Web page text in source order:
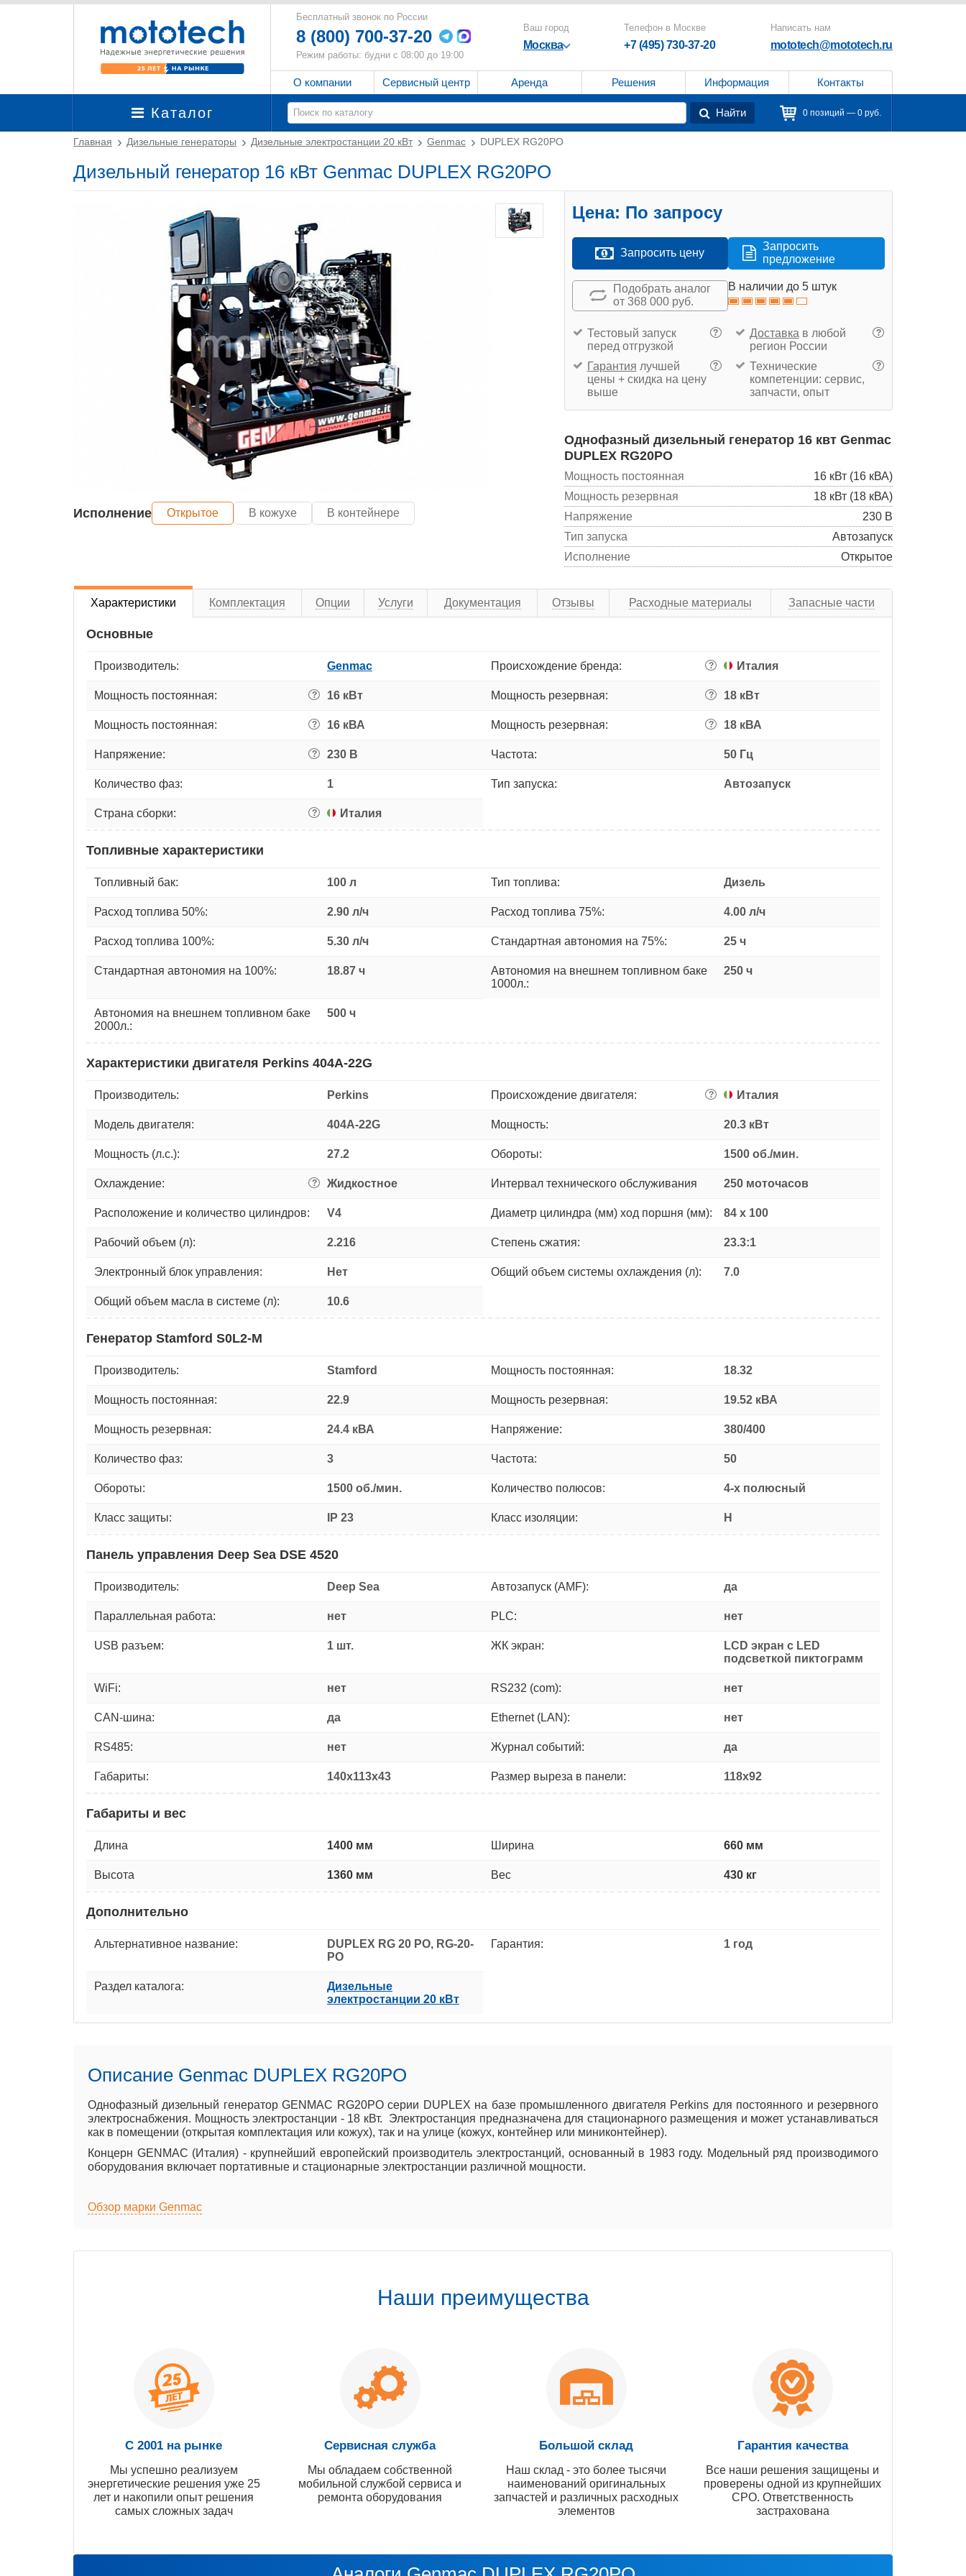
Бесплатный звонок по России
8 (800) 700-37-20
Режим работы: будни с 08:00 до 19:00
Ваш город
Москва
Телефон в Москве
+7 (495) 730-37-20
Написать нам
mototech@mototech.ru
О компании Сервисный центр Аренда Решения Информация Контакты
Каталог Найти 0 позиций — 0 руб.
Главная Дизельные генераторы Дизельные электростанции 20 кВт Genmac DUPLEX RG20PO
Дизельный генератор 16 кВт Genmac DUPLEX RG20PO
Исполнение Открытое В кожухе В контейнере
Цена: По запросу
Запросить цену
Запросить
предложение
Подобрать аналог
от 368 000 руб.
В наличии до 5 штук
?
Тестовый запуск
перед отгрузкой
?
Доставка в любой
регион России
?
Гарантия лучшей
цены + скидка на цену
выше
?
Технические
компетенции: сервис,
запчасти, опыт
Однофазный дизельный генератор 16 квт Genmac
DUPLEX RG20PO
Мощность постоянная
16 кВт (16 кВА)
Мощность резервная
18 кВт (18 кВА)
Напряжение
230 В
Тип запуска
Автозапуск
Исполнение
Открытое
Характеристики Комплектация Опции Услуги Документация Отзывы Расходные материалы Запасные части
Основные
Производитель: Genmac Происхождение бренда: ? Италия
Мощность постоянная: ? 16 кВт Мощность резервная: ? 18 кВт
Мощность постоянная: ? 16 кВА Мощность резервная: ? 18 кВА
Напряжение: ? 230 В Частота: 50 Гц
Количество фаз: 1 Тип запуска: Автозапуск
Страна сборки: ? Италия
Топливные характеристики
Топливный бак: 100 л Тип топлива: Дизель
Расход топлива 50%: 2.90 л/ч Расход топлива 75%: 4.00 л/ч
Расход топлива 100%: 5.30 л/ч Стандартная автономия на 75%: 25 ч
Стандартная автономия на 100%: 18.87 ч
Автономия на внешнем топливном баке
1000л.:
250 ч
Автономия на внешнем топливном баке
2000л.:
500 ч
Характеристики двигателя Perkins 404A-22G
Производитель: Perkins Происхождение двигателя: ? Италия
Модель двигателя: 404A-22G Мощность: 20.3 кВт
Мощность (л.с.): 27.2 Обороты: 1500 об./мин.
Охлаждение: ? Жидкостное Интервал технического обслуживания 250 моточасов
Расположение и количество цилиндров: V4 Диаметр цилиндра (мм) ход поршня (мм): 84 x 100
Рабочий объем (л): 2.216 Степень сжатия: 23.3:1
Электронный блок управления: Нет Общий объем системы охлаждения (л): 7.0
Общий объем масла в системе (л): 10.6
Генератор Stamford S0L2-M
Производитель: Stamford Мощность постоянная: 18.32
Мощность постоянная: 22.9 Мощность резервная: 19.52 кВА
Мощность резервная: 24.4 кВА Напряжение: 380/400
Количество фаз: 3 Частота: 50
Обороты: 1500 об./мин. Количество полюсов: 4-х полюсный
Класс защиты: IP 23 Класс изоляции: H
Панель управления Deep Sea DSE 4520
Производитель: Deep Sea Автозапуск (AMF): да
Параллельная работа: нет PLC: нет
USB разъем: 1 шт. ЖК экран:
LCD экран с LED
подсветкой пиктограмм
WiFi: нет RS232 (com): нет
CAN-шина: да Ethernet (LAN): нет
RS485: нет Журнал событий: да
Габариты: 140x113x43 Размер выреза в панели: 118x92
Габариты и вес
Длина 1400 мм Ширина 660 мм
Высота 1360 мм Вес 430 кг
Дополнительно
Альтернативное название:
DUPLEX RG 20 PO, RG-20-
PO
Гарантия: 1 год
Раздел каталога:
Дизельные
электростанции 20 кВт
Описание Genmac DUPLEX RG20PO
Однофазный дизельный генератор GENMAC RG20PO серии DUPLEX на базе промышленного двигателя Perkins для постоянного и резервного
электроснабжения. Мощность электростанции - 18 кВт. Электростанция предназначена для стационарного размещения и может устанавливаться
как в помещении (открытая комплектация или кожух), так и на улице (кожух, контейнер или миниконтейнер).
Концерн GENMAC (Италия) - крупнейший европейский производитель электростанций, основанный в 1983 году. Модельный ряд производимого
оборудования включает портативные и стационарные электростанции различной мощности.
Обзор марки Genmac
Наши преимущества
С 2001 на рынке
Мы успешно реализуем
энергетические решения уже 25
лет и накопили опыт решения
самых сложных задач
Сервисная служба
Мы обладаем собственной
мобильной службой сервиса и
ремонта оборудования
Большой склад
Наш склад - это более тысячи
наименований оригинальных
запчастей и различных расходных
элементов
Гарантия качества
Все наши решения защищены и
проверены одной из крупнейших
СРО. Ответственность
застрахована